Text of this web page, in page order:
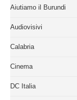
Aiutiamo il Burundi
Audiovisivi
Calabria
Cinema
DC Italia